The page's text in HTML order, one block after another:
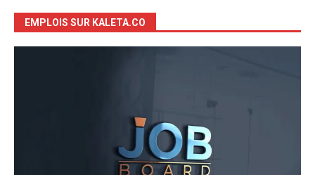
EMPLOIS SUR KALETA.CO